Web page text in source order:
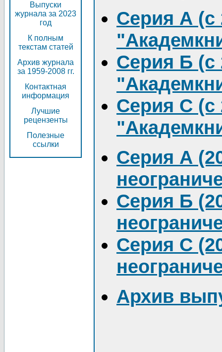
Выпуски
журнала за 2023
год
К полным
текстам статей
Архив журнала
за 1959-2008 гг.
Контактная
информация
Лучшие
рецензенты
Полезные
ссылки
Серия А (c
Серия Б (c
Серия C (c
Серия А
Серия Б
Серия C
Архив